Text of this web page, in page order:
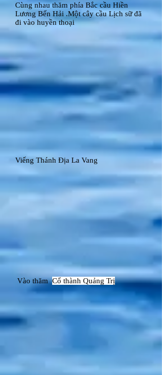
Cùng nhau thăm phía Bắc cầu Hiền
Lương Bến Hải .Một cây cầu Lịch sữ đã
đi vào huyền thoại
Viếng Thánh Địa La Vang
Vào thămCổ thành Quảng Trị